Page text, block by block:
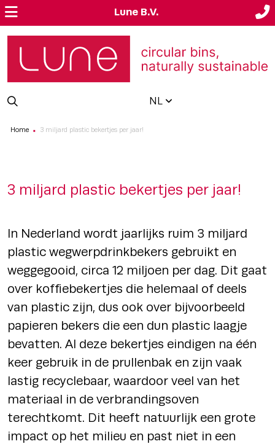
Lune B.V.
NL
Home ■ 3 miljard plastic bekertjes per jaar!
3 miljard plastic bekertjes per jaar!
In Nederland wordt jaarlijks ruim 3 miljard
plastic wegwerpdrinkbekers gebruikt en
weggegooid, circa 12 miljoen per dag. Dit gaat
over koffiebekertjes die helemaal of deels
van plastic zijn, dus ook over bijvoorbeeld
papieren bekers die een dun plastic laagje
bevatten. Al deze bekertjes eindigen na één
keer gebruik in de prullenbak en zijn vaak
lastig recyclebaar, waardoor veel van het
materiaal in de verbrandingsoven
terechtkomt. Dit heeft natuurlijk een grote
impact op het milieu en past niet in een